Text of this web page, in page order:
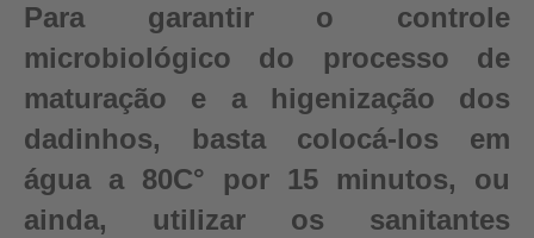
Para garantir o controle
microbiológico do processo de
maturação e a higenização dos
dadinhos, basta colocá-los em
água a 80C° por 15 minutos, ou
ainda, utilizar os sanitantes